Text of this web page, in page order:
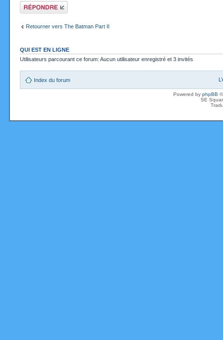
Répondre
Retourner vers The Batman Part II
QUI EST EN LIGNE
Utilisateurs parcourant ce forum: Aucun utilisateur enregistré et 3 invités
Index du forum
Powered by phpBB
SE